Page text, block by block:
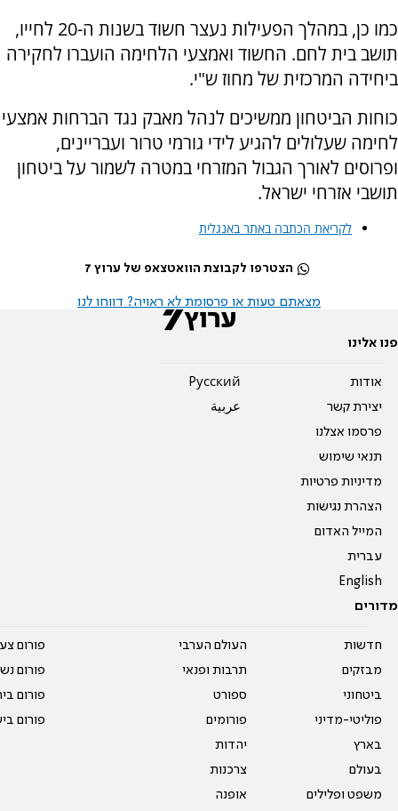
כמו כן, במהלך הפעילות נעצר חשוד בשנות ה-20 לחייו,
תושב בית לחם. החשוד ואמצעי הלחימה הועברו לחקירה
ביחידה המרכזית של מחוז ש"י.
כוחות הביטחון ממשיכים לנהל מאבק נגד הברחות אמצעי
לחימה שעלולים להגיע לידי גורמי טרור ועבריינים,
ופרוסים לאורך הגבול המזרחי במטרה לשמור על ביטחון
תושבי אזרחי ישראל.
לקריאת הכתבה באתר באנגלית
הצטרפו לקבוצת הוואטצאפ של ערוץ 7
מצאתם טעות או פרסומת לא ראויה? דווחו לנו
פנו אלינו
אודות
יצירת קשר
פרסמו אצלנו
תנאי שימוש
מדיניות פרטיות
הצהרת נגישות
המייל האדום
עברית
English
Pусский
عربية
מדורים
חדשות
מבזקים
ביטחוני
פוליטי-מדיני
בארץ
בעולם
משפט ופלילים
העולם הערבי
תרבות ופנאי
ספורט
פורומים
יהדות
צרכנות
אופנה
פורום
פורום
פורום
פורום